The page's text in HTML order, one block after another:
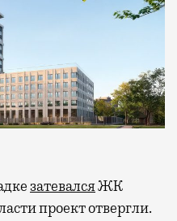
затевалсяЖК
проект отвергли.